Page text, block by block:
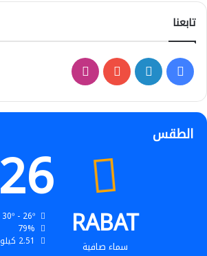
تابعنا
فيسبوكلينكدإن‫YouTubeانستقرام
الطقس
RABAT
سماء صافية
26
30º - 26º
79%
2.51 كيلومتر/ساعة